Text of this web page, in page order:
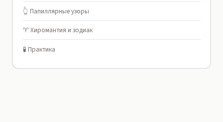
👆 Папиллярные узоры
♈ Хиромантия и зодиак
🧪 Практика